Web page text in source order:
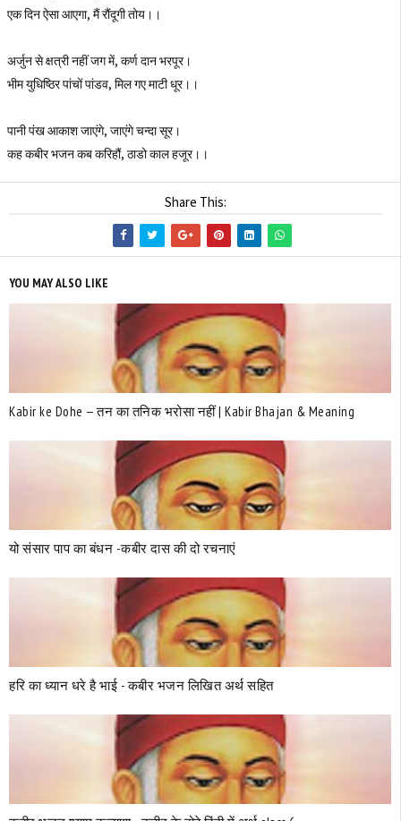
एक दिन ऐसा आएगा, मैं रौंदूगी तोय।।
अर्जुन से क्षत्री नहीं जग में, कर्ण दान भरपूर।
भीम युधिष्ठिर पांचों पांडव, मिल गए माटी धूर।।
पानी पंख आकाश जाएंगे, जाएंगे चन्दा सूर।
कह कबीर भजन कब करिहौं, ठाडो काल हजूर।।
Share This:
YOU MAY ALSO LIKE
Kabir ke Dohe — तन का तनिक भरोसा नहीं | Kabir Bhajan & Meaning
यो संसार पाप का बंधन -कबीर दास की दो रचनाएं
हरि का ध्यान धरे है भाई - कबीर भजन लिखित अर्थ सहित